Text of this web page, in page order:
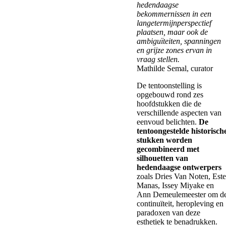
hedendaagse
bekommernissen in een
langetermijnperspectief
plaatsen, maar ook de
ambiguïteiten, spanningen
en grijze zones ervan in
vraag stellen.
Mathilde Semal, curator
De tentoonstelling is
opgebouwd rond zes
hoofdstukken die de
verschillende aspecten van
eenvoud belichten. De
tentoongestelde
stukken worden
gecombineerd met
silhouetten van
hedendaagse ontwerpers
zoals Dries Van Noten,
Manas, Issey Miyake en
Ann Demeulemeester om
continuïteit, heropleving en
paradoxen van deze
esthetiek te benadrukken.